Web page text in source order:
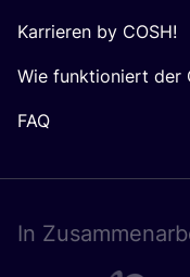
Karrieren by COSH!
Wie funktioniert der
FAQ
In